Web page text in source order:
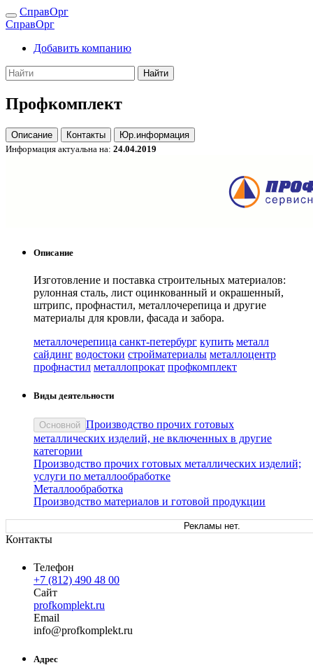
СправОрг
СправОрг
Добавить компанию
Найти
Профкомплект
Описание Контакты
Юр.информация
Информация актуальна на: 24.04.2019
Описание
Изготовление и поставка строительных материалов:
рулонная сталь, лист оцинкованный и окрашенный,
штрипс, профнастил, металлочерепица и другие
материалы для кровли, фасада и забора.
металлочерепица санкт-петербург купить металл
сайдинг водостоки стройматериалы металлоцентр
профнастил металлопрокат профкомплект
Виды деятельности
Основной Производство прочих готовых
металлических изделий, не включенных в другие
категории
Производство прочих готовых металлических изделий;
услуги по металлообработке
Металлообработка
Производство материалов и готовой продукции
Рекламы нет.
Контакты
Телефон
+7 (812) 490 48 00
Сайт
profkomplekt.ru
Email
info@profkomplekt.ru
Адрес